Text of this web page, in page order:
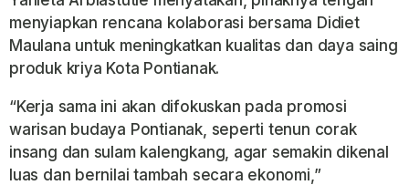
menyiapkan rencana kolaborasi bersama Didiet
Maulana untuk meningkatkan kualitas dan daya saing
produk kriya Kota Pontianak.
“Kerja sama ini akan difokuskan pada promosi
warisan budaya Pontianak, seperti tenun corak
insang dan sulam kalengkang, agar semakin dikenal
luas dan bernilai tambah secara ekonomi,”